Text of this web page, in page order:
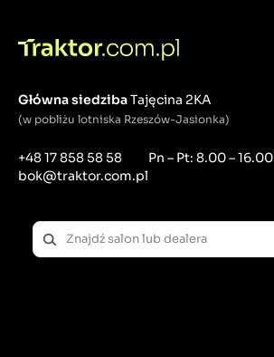
Główna siedzibaTajęcina 2KA
(w pobliżu lotniska Rzeszów-Jasionka)
+48 17 858 58 58
bok@traktor.com.pl
Pn – Pt: 8.00 – 16.00